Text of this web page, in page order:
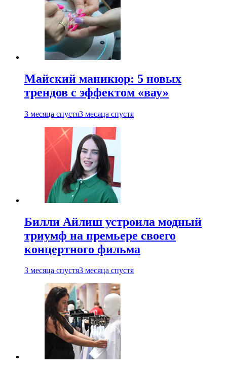
Майский маникюр: 5 новых
трендов с эффектом «вау»
3 месяца спустя3 месяца спустя
Билли Айлиш устроила модный
триумф на премьере своего
концертного фильма
3 месяца спустя3 месяца спустя